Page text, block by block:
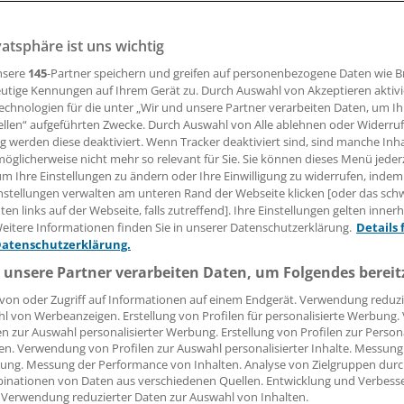
Dresden, Zwickau und Leipzig wird untersucht, ob
sind oder eine Infektion schon stattgefunden hat.
16:09 Uhr
des Universitätsklinikums Leipzig untersuchen seit
in Sachsen auf Infektionen mit SARS-CoV-2. Ziel sei es,
aktuellen Infektionsstandes mit dem neuen Corona-
sächsischen Schulen zu erhalten, teilte das Klinikum mit.
Schulen in den Regionen Dresden, Zwickau und Leipzig
Mit den drei Stufen sind Tests jetzt sowie zum
das Ende August startet, und im Herbst gemeint.
Lehrer, die freiwillig an den Untersuchungen
Die Klassen, die beteiligt würden, sollen zufällig bestimmt
ist uns wichtig
145-Partner speichern und greifen auf personenbezogene Daten wie
Kennungen auf Ihrem Gerät zu. Durch Auswahl von Akzeptieren
für die unter „Wir und unsere Partner verarbeiten Daten, um
aufgeführten Zwecke. Durch Auswahl von Alle ablehnen oder
werden diese deaktiviert. Wenn Tracker deaktiviert sind, sind manche
nicht mehr so relevant für Sie. Sie können dieses Menü
Ihre Einstellungen zu ändern oder Ihre Einwilligung zu widerrufen, indem
verwalten am unteren Rand der Webseite klicken [oder das
links auf der Webseite, falls zutreffend]. Ihre Einstellungen gelten
Informationen finden Sie in unserer Datenschutzerklärung. Details
Partner verarbeiten Daten, um Folgendes
oder Zugriff auf Informationen auf einem Endgerät. Verwendung
von Werbeanzeigen. Erstellung von Profilen für personalisierte
zur Auswahl personalisierter Werbung. Erstellung von Profilen zur
Verwendung von Profilen zur Auswahl personalisierter Inhalte.
Messung der Performance von Inhalten. Analyse von Zielgruppen
von Daten aus verschiedenen Quellen. Entwicklung und
reduzierter Daten zur Auswahl von Inhalten.